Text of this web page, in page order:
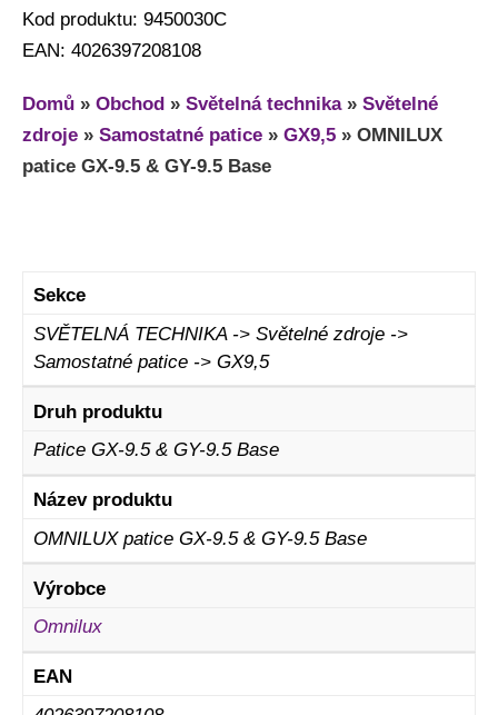
Kod produktu: 9450030C
EAN: 4026397208108
Domů » Obchod » Světelná technika» Světelné
zdroje » Samostatné patice » GX9,5 » OMNILUX
patice GX-9.5 & GY-9.5 Base
Sekce
SVĚTELNÁ TECHNIKA -> Světelné zdroje ->
Samostatné patice -> GX9,5
Druh produktu
Patice GX-9.5 & GY-9.5 Base
Název produktu
OMNILUX patice GX-9.5 & GY-9.5 Base
Výrobce
Omnilux
EAN